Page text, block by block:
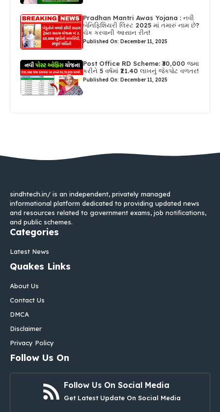
Pradhan Mantri Awas Yojana : નવી
બેનિફિશિયરી લિસ્ટ 2025 માં તમારું નામ છે?
ચેક કરવાની આસાન રીત!
Published On: December 11, 2025
Post Office RD Scheme: ₹30,000 જમા
કરીને 5 વર્ષમાં ₹21.40 લાખનું જેકપોટ વળતર!
Published On: December 11, 2025
sindhtech.in/ is an independent, privately managed
informational platform dedicated to providing updated news
and resources related to government exams, job notifications,
and public schemes.
Categories
Latest News
Quakes Links
About Us
Contact Us
DMCA
Disclaimer
Privacy Policy
Follow Us On
Follow Us On Social Media
Get Latest Update On Social Media